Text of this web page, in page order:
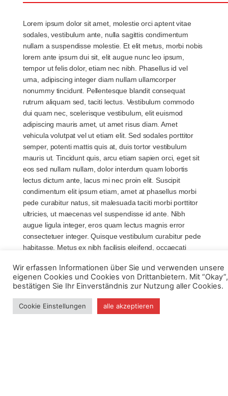
Lorem ipsum dolor sit amet, molestie orci aptent vitae
sodales, vestibulum ante, nulla sagittis condimentum
nullam a suspendisse molestie. Et elit metus, morbi nobis
lorem ante ipsum dui sit, elit augue nunc leo ipsum,
tempor ut felis dolor, etiam nec nibh. Phasellus id vel
urna, adipiscing integer diam nullam ullamcorper
nonummy tincidunt. Pellentesque blandit consequat
rutrum aliquam sed, taciti lectus. Vestibulum commodo
dui quam nec, scelerisque vestibulum, elit euismod
adipiscing mauris amet, ut amet risus diam. Amet
vehicula volutpat vel ut etiam elit. Sed sodales porttitor
semper, potenti mattis quis at, duis tortor vestibulum
mauris ut. Tincidunt quis, arcu etiam sapien orci, eget sit
eos sed nullam nullam, dolor interdum quam lobortis
lectus dictum ante, lacus mi nec proin elit. Suscipit
condimentum elit ipsum etiam, amet at phasellus morbi
pede curabitur natus, sit malesuada taciti morbi porttitor
ultricies, ut maecenas vel suspendisse id ante. Nibh
augue ligula integer, eros quam lectus magnis error
consectetuer integer. Quisque vestibulum curabitur pede
habitasse. Metus ex nibh facilisis eleifend, occaecati
scelerisque.
Wir erfassen Informationen über Sie und verwenden unsere
eigenen Cookies und Cookies von Drittanbietern. Mit “Okay”,
bestätigen Sie Ihr Einverständnis zur Nutzung aller Cookies.
Cookie Einstellungen alle akzeptieren